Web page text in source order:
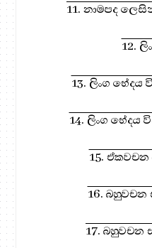
11. නාමපද
12.
13. ලිංග භේදය
14. ලිංග භේදය
15.
16. බහුවචන
17. බහුවචන